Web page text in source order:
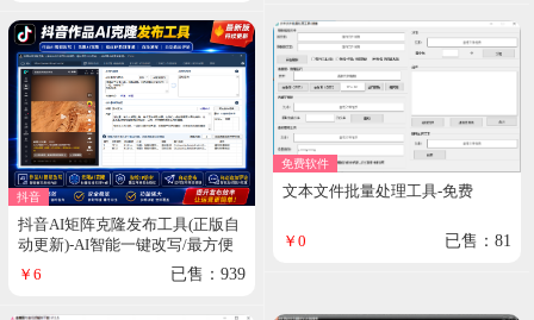
抖音
抖音AI矩阵克隆发布工具(正版自
动更新)-AI智能一键改写/最方便
好用的多账号视频图文批量克隆
￥6 已售：939
免费软件
文本文件批量处理工具-免费
￥0 已售：81